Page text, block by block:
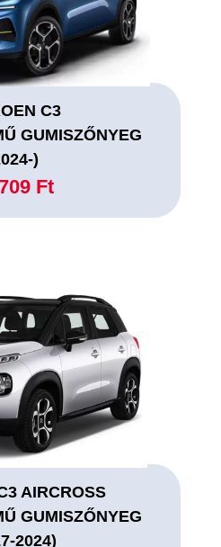
C3
GUMISZŐNYEG
)
Ft
AIRCROSS
GUMISZŐNYEG
2024)